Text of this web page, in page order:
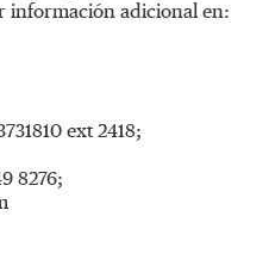
información adicional en:
ext 2418;
8276;